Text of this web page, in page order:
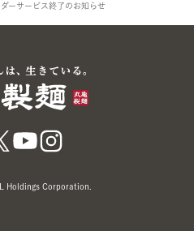
ーサービス終了のお知らせ
Holdings Corporation.